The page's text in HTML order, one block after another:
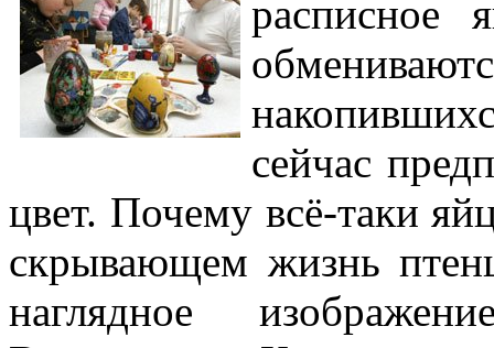
расписное
сейчас
цвет. Почему всё-таки
скрывающем жизнь
наглядное